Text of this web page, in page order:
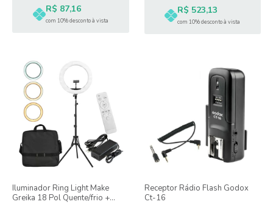
R$ 87,16
com 10% desconto à vista
R$ 523,13
com 10% desconto à vista
Iluminador Ring Light Make
Greika 18 Pol Quente/frio +
Receptor Rádio Flash Godox
Ct-16